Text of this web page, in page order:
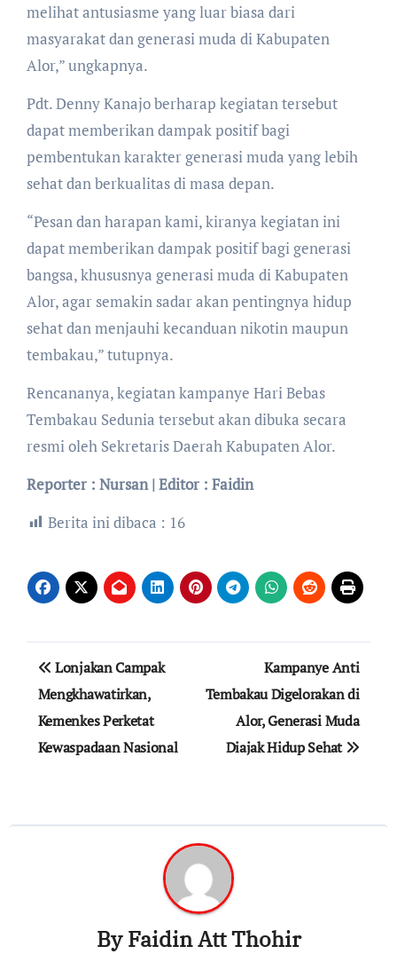
melihat antusiasme yang luar biasa dari
masyarakat dan generasi muda di Kabupaten
Alor,” ungkapnya.
Pdt. Denny Kanajo berharap kegiatan tersebut
dapat memberikan dampak positif bagi
pembentukan karakter generasi muda yang lebih
sehat dan berkualitas di masa depan.
“Pesan dan harapan kami, kiranya kegiatan ini
dapat memberikan dampak positif bagi generasi
bangsa, khususnya generasi muda di Kabupaten
Alor, agar semakin sadar akan pentingnya hidup
sehat dan menjauhi kecanduan nikotin maupun
tembakau,” tutupnya.
Rencananya, kegiatan kampanye Hari Bebas
Tembakau Sedunia tersebut akan dibuka secara
resmi oleh Sekretaris Daerah Kabupaten Alor.
Reporter : Nursan | Editor : Faidin
Berita ini dibaca : 16
Navigasi
pos
Lonjakan Campak
Mengkhawatirkan,
Kemenkes Perketat
Kewaspadaan Nasional
Kampanye Anti
Tembakau Digelorakan di
Alor, Generasi Muda
Diajak Hidup Sehat
ByFaidin Att Thohir